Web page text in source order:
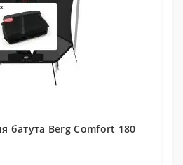
батута Berg Comfort 180